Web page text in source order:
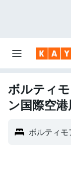
ボルティ
ン国際空
ボルティモ